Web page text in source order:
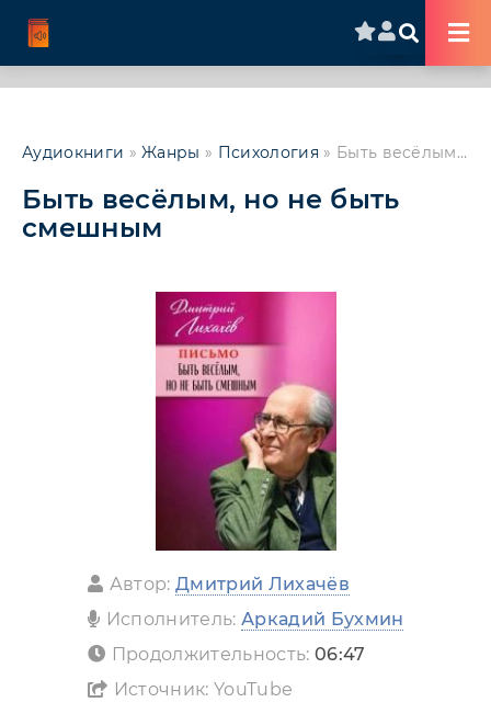
Аудиокниги »Жанры » Психология » Быть весёлым, но не быть смешным
Быть весёлым, но не быть
смешным
Автор:Дмитрий Лихачёв
Исполнитель: Аркадий Бухмин
Продолжительность: 06:47
Источник: YouTube